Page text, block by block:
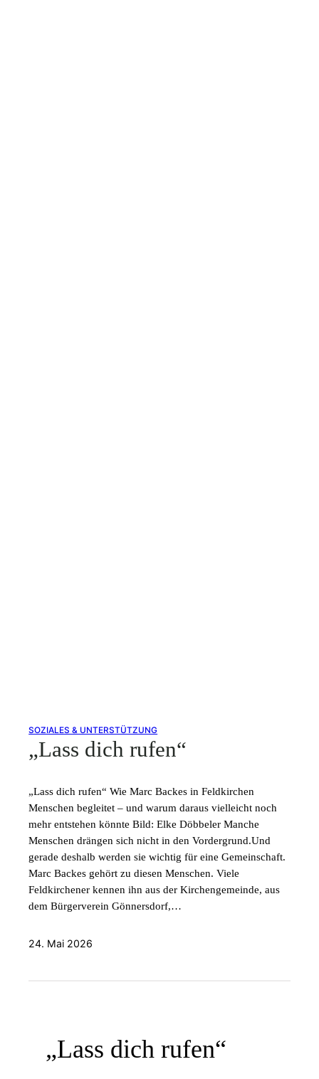
SOZIALES & UNTERSTÜTZUNG
„Lass dich rufen“
„Lass dich rufen“ Wie Marc Backes in Feldkirchen
Menschen begleitet – und warum daraus vielleicht noch
mehr entstehen könnte Bild: Elke Döbbeler Manche
Menschen drängen sich nicht in den Vordergrund.Und
gerade deshalb werden sie wichtig für eine Gemeinschaft.
Marc Backes gehört zu diesen Menschen. Viele
Feldkirchener kennen ihn aus der Kirchengemeinde, aus
dem Bürgerverein Gönnersdorf,…
24. Mai 2026
„Lass dich rufen“